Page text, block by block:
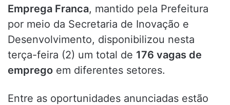
Emprega Franca, mantido pela Prefeitura
por meio da Secretaria de Inovação e
Desenvolvimento, disponibilizou nesta
terça-feira (2) um total de 176 vagas de
emprego em diferentes setores.
Entre as oportunidades anunciadas estão